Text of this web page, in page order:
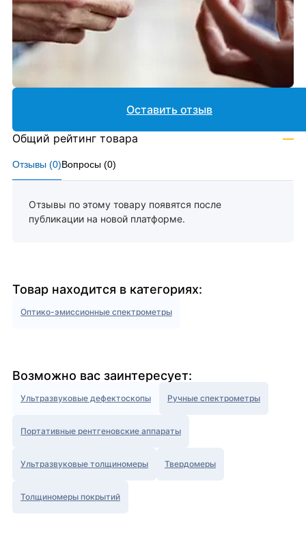
Отзывы (0)Вопросы (0)
Отзывы по этому товару появятся после
публикации на новой платформе.
Оставить отзыв
Общий рейтинг товара —
Товар находится в категориях:
Оптико-эмиссионные спектрометры
Возможно вас заинтересует:
Ультразвуковые дефектоскопы Ручные спектрометры
Портативные рентгеновские аппараты
Ультразвуковые толщиномеры Твердомеры
Толщиномеры покрытий